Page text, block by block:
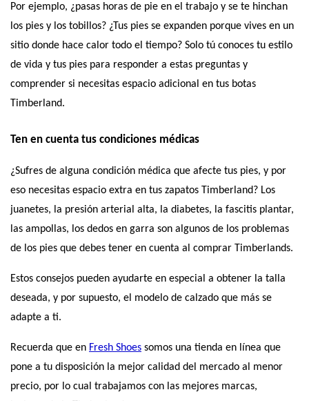
Por ejemplo, ¿pasas horas de pie en el trabajo y se te hinchan
los pies y los tobillos? ¿Tus pies se expanden porque vives en un
sitio donde hace calor todo el tiempo? Solo tú conoces tu estilo
de vida y tus pies para responder a estas preguntas y
comprender si necesitas espacio adicional en tus botas
Timberland.
Ten en cuenta tus condiciones médicas
¿Sufres de alguna condición médica que afecte tus pies, y por
eso necesitas espacio extra en tus zapatos Timberland? Los
juanetes, la presión arterial alta, la diabetes, la fascitis plantar,
las ampollas, los dedos en garra son algunos de los problemas
de los pies que debes tener en cuenta al comprar Timberlands.
Estos consejos pueden ayudarte en especial a obtener la talla
deseada, y por supuesto, el modelo de calzado que más se
adapte a ti.
Recuerda que en Fresh Shoes somos una tienda en línea que
pone a tu disposición la mejor calidad del mercado al menor
precio, por lo cual trabajamos con las mejores marcas,